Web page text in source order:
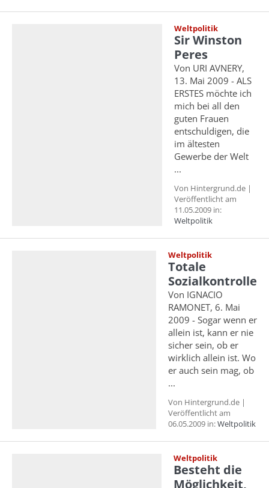
Weltpolitik
Sir Winston
Peres
Von URI AVNERY,
13. Mai 2009 - ALS
ERSTES möchte ich
mich bei all den
guten Frauen
entschuldigen, die
im ältesten
Gewerbe der Welt
...
Von Hintergrund.de |
Veröffentlicht am
11.05.2009 in:
Weltpolitik
Weltpolitik
Totale
Sozialkontrolle
Von IGNACIO
RAMONET, 6. Mai
2009 - Sogar wenn er
allein ist, kann er nie
sicher sein, ob er
wirklich allein ist. Wo
er auch sein mag, ob
...
Von Hintergrund.de |
Veröffentlicht am
06.05.2009 in:Weltpolitik
Weltpolitik
Besteht die
Möglichkeit,